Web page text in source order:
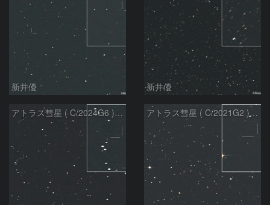
新井優 新井優
アトラス彗星 ( C/2024G6 )：2026/07/08 アトラス彗星 ( C/2021G2 )：2026/07/08